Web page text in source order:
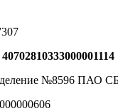
№8596 ПАО